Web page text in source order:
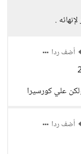
.
أضف ردا
علي كورسيرا
أضف ردا